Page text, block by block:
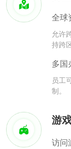
全球
允许
持跨
多国
员工
制。
游
访问